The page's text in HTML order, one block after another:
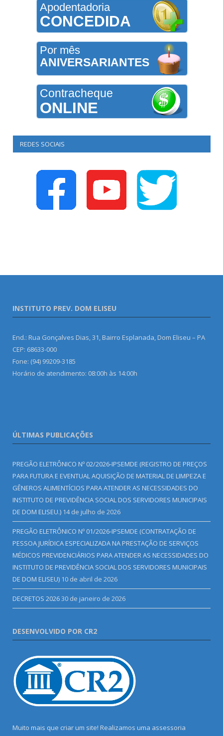
Apodentadoria
CONCEDIDA
Por mês
ANIVERSARIANTES
Contracheque
ONLINE
REDES SOCIAIS
INSTITUTO PREV. DOM ELISEU
End.: Rua Gonçalves Dias, 31, Bairro Esplanada, Dom Eliseu – PA
CEP: 68633-000
Fone: (94) 99209-3185
Horário de atendimento: 08:00h às 14:00h
ÚLTIMAS PUBLICAÇÕES
PREGÃO ELETRÔNICO Nº 02/2026-IPSEMDE (REGISTRO DE PREÇOS
PARA FUTURA E EVENTUAL AQUISIÇÃO DE MATERIAL DE LIMPEZA E
GÊNEROS ALIMENTÍCIOS PARA ATENDER AS NECESSIDADES DO
INSTITUTO DE PREVIDÊNCIA SOCIAL DOS SERVIDORES MUNICIPAIS
DE DOM ELISEU.) 14 de julho de 2026
PREGÃO ELETRÔNICO Nº 01/2026-IPSEMDE (CONTRATAÇÃO DE
PESSOA JURÍDICA ESPECIALIZADA NA PRESTAÇÃO DE SERVIÇOS
MÉDICOS PREVIDENCIÁRIOS PARA ATENDER AS NECESSIDADES DO
INSTITUTO DE PREVIDÊNCIA SOCIAL DOS SERVIDORES MUNICIPAIS
DE DOM ELISEU) 10 de abril de 2026
DECRETOS 202630 de janeiro de 2026
DESENVOLVIDO POR CR2
Muito mais que criar um site! Realizamos uma assessoria